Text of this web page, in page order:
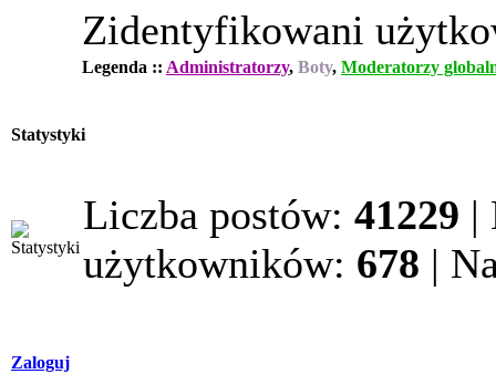
Zidentyfikowani
Legenda :: Administratorzy, Boty, Moderatorzy
Statystyki
Liczba postów: 41229 |
użytkowników: 678 |
Zaloguj